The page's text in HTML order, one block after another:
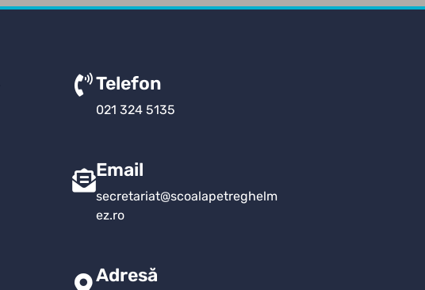
Telefon
021 324 5135
Email
secretariat@scoalapetreghelm
ez.ro
Adresă